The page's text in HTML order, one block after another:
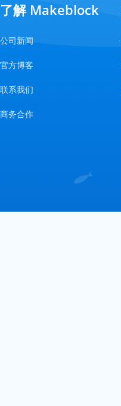
了解 Makeblock
公司新闻
官方博客
联系我们
商务合作